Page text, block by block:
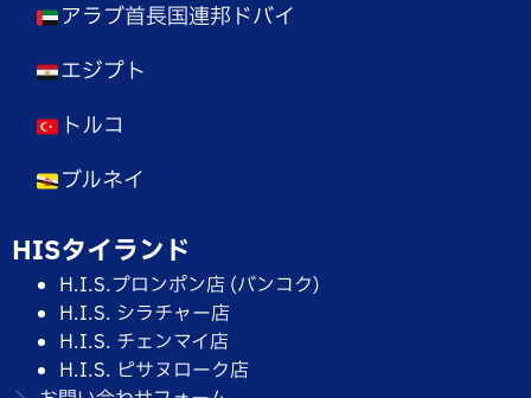
アラブ首長国連邦ドバイ
エジプト
トルコ
ブルネイ
HISタイランド
H.I.S.プロンポン店 (バンコク)
H.I.S. シラチャー店
H.I.S. チェンマイ店
H.I.S. ピサヌローク店